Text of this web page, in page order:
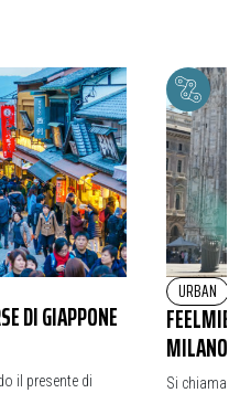
DI GIAPPONE
il presente di
URBAN
MILANO
Si chiama